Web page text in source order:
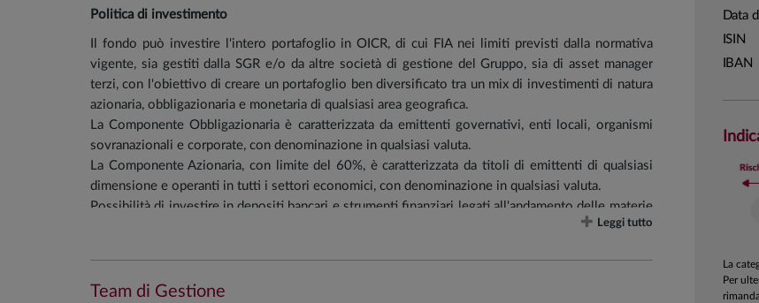
Data
ISIN
IBAN
La
Per
Politica di investimento
Il fondo può investire l'intero portafoglio in OICR, di cui FIA nei limiti previsti dalla normativa
vigente, sia gestiti dalla SGR e/o da altre società di gestione del Gruppo, sia di asset manager
terzi, con l'obiettivo di creare un portafoglio ben diversificato tra un mix di investimenti di natura
azionaria, obbligazionaria e monetaria di qualsiasi area geografica.
La Componente Obbligazionaria è caratterizzata da emittenti governativi, enti locali, organismi
sovranazionali e corporate, con denominazione in qualsiasi valuta.
La Componente Azionaria, con limite del 60%, è caratterizzata da titoli di emittenti di qualsiasi
dimensione e operanti in tutti i settori economici, con denominazione in qualsiasi valuta.
Possibilità di investire in depositi bancari e strumenti finanziari legati all'andamento delle materie
Portafoglio tendenziale
Leggi tutto
Team di Gestione